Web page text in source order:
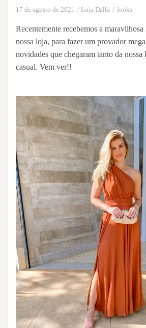
17 de agosto de 2021 Loja Dalla looks
Recentemente recebemos a
nossa loja, para fazer um provador
novidades que chegaram tanto da
casual. Vem ver!!